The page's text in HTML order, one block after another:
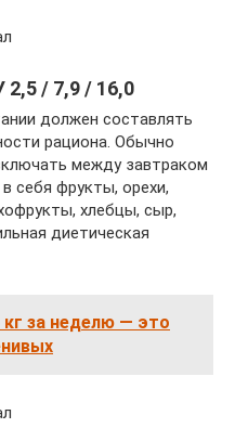
/ 7,9 / 16,0
должен составлять
рациона. Обычно
между завтраком
себя фрукты, орехи,
хлебцы, сыр,
диетическая
кг за неделю — это